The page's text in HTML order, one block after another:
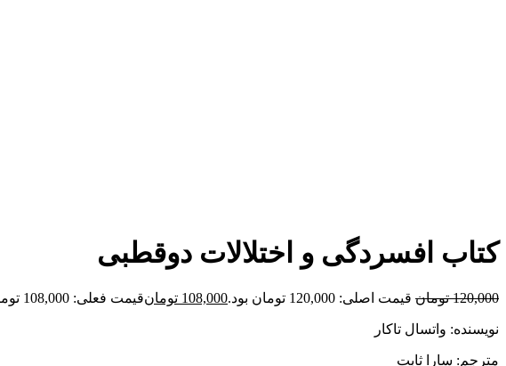
کتاب افسردگی و اختلالات دوقطبی
120,000 تومان قیمت اصلی: 120,000 تومان بود. 108,000 تومانقیمت فعلی: 108,000 تومان.
نویسنده: واتسال تاکار
مترجم: سارا ثابت